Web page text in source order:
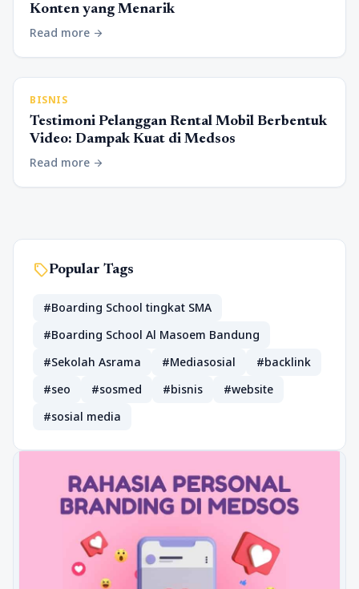
Konten yang Menarik
Read more arrow_forward
BISNIS
Testimoni Pelanggan Rental Mobil Berbentuk
Video: Dampak Kuat di Medsos
Read more arrow_forward
sellPopular Tags
#Boarding School tingkat SMA
#Boarding School Al Masoem Bandung
#Sekolah Asrama
#Mediasosial
#backlink
#seo
#sosmed #bisnis
#website
#sosial media